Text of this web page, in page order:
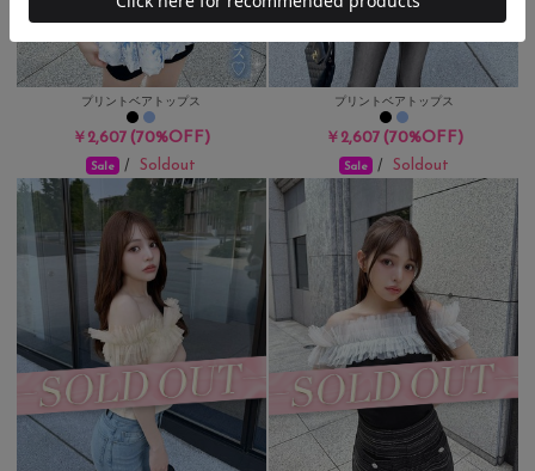
プリントベアトップス
￥2,607(70%OFF)
プリントベアトップス
￥2,607(70%OFF)
Sale /Soldout Sale / Soldout